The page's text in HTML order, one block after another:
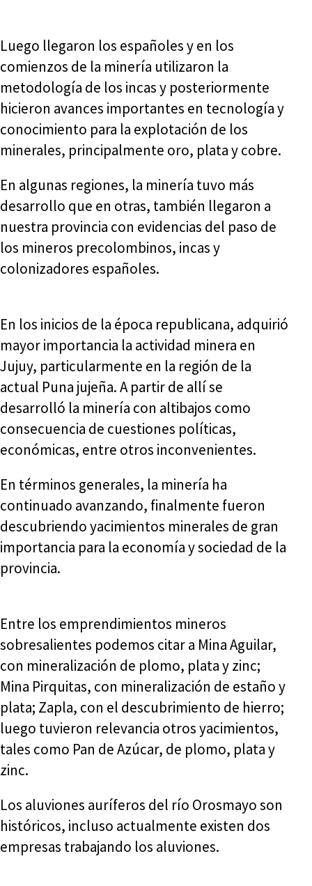
Luego llegaron los españoles y en los
comienzos de la minería utilizaron la
metodología de los incas y posteriormente
hicieron avances importantes en tecnología y
conocimiento para la explotación de los
minerales, principalmente oro, plata y cobre.
En algunas regiones, la minería tuvo más
desarrollo que en otras, también llegaron a
nuestra provincia con evidencias del paso de
los mineros precolombinos, incas y
colonizadores españoles.
En los inicios de la época republicana, adquirió
mayor importancia la actividad minera en
Jujuy, particularmente en la región de la
actual Puna jujeña. A partir de allí se
desarrolló la minería con altibajos como
consecuencia de cuestiones políticas,
económicas, entre otros inconvenientes.
En términos generales, la minería ha
continuado avanzando, finalmente fueron
descubriendo yacimientos minerales de gran
importancia para la economía y sociedad de la
provincia.
Entre los emprendimientos mineros
sobresalientes podemos citar a Mina Aguilar,
con mineralización de plomo, plata y zinc;
Mina Pirquitas, con mineralización de estaño y
plata; Zapla, con el descubrimiento de hierro;
luego tuvieron relevancia otros yacimientos,
tales como Pan de Azúcar, de plomo, plata y
zinc.
Los aluviones auríferos del río Orosmayo son
históricos, incluso actualmente existen dos
empresas trabajando los aluviones.